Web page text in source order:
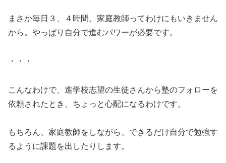
まさか毎日３、４時間、家庭教師ってわけにもいきません
から。やっぱり自分で進むパワーが必要です。
・・・
こんなわけで、進学校志望の生徒さんから塾のフォローを
依頼されたとき、ちょっと心配になるわけです。
もちろん、家庭教師をしながら、できるだけ自分で勉強す
るように課題を出したりします。